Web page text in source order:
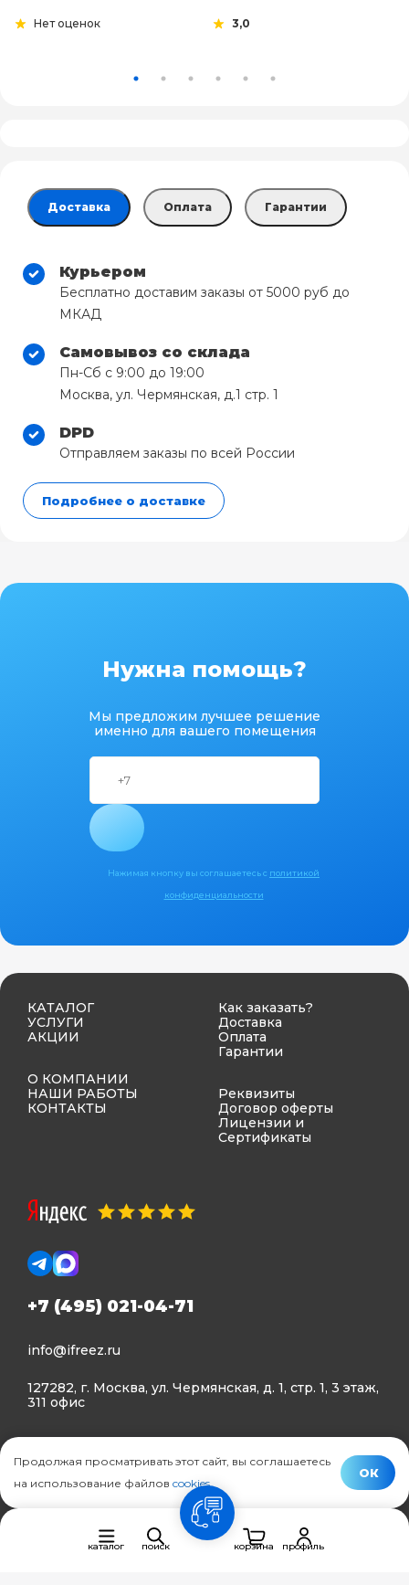
Нет оценок 3,0
Доставка Оплата Гарантии
Курьером
Бесплатно доставим заказы от 5000 руб до
МКАД
Самовывоз со склада
Пн-Сб с 9:00 до 19:00
Москва, ул. Чермянская, д.1 стр. 1
DPD
Отправляем заказы по всей России
Подробнее о доставке
Нужна помощь?
Мы предложим лучшее решение
именно для вашего помещения
Нажимая кнопку вы соглашаетесь с политикой
конфиденциальности
КАТАЛОГ
УСЛУГИ
АКЦИИ
О КОМПАНИИ
НАШИ РАБОТЫ
КОНТАКТЫ
Как заказать?
Доставка
Оплата
Гарантии
Реквизиты
Договор оферты
Лицензии и
Сертификаты
+7 (495) 021-04-71
info@ifreez.ru
127282, г. Москва, ул. Чермянская, д. 1, стр. 1, 3 этаж,
311 офис
Политика конфиденциальности
© Ifreez - продажа и установка климатической техники,
каталог поиск
связь
корзина
профиль
Продолжая просматривать этот сайт, вы соглашаетесь
на использование файлов cookies.
ОК